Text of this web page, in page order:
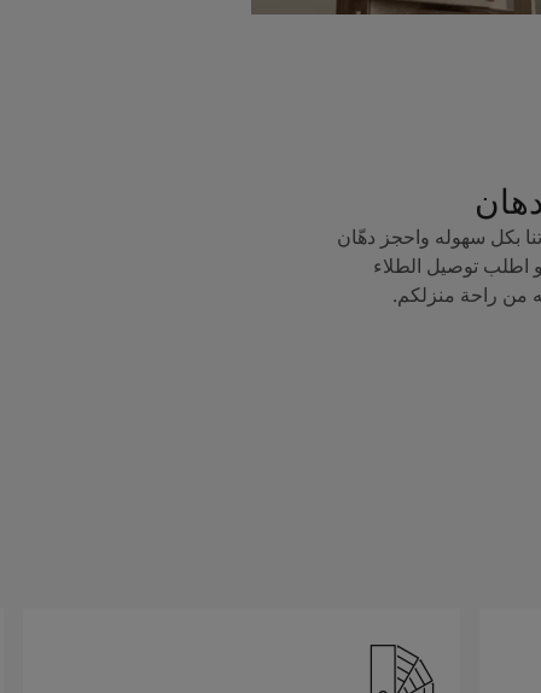
بكل سهوله واحجز دهّان
اطلب توصيل الطلاء
من راحة منزلكم.